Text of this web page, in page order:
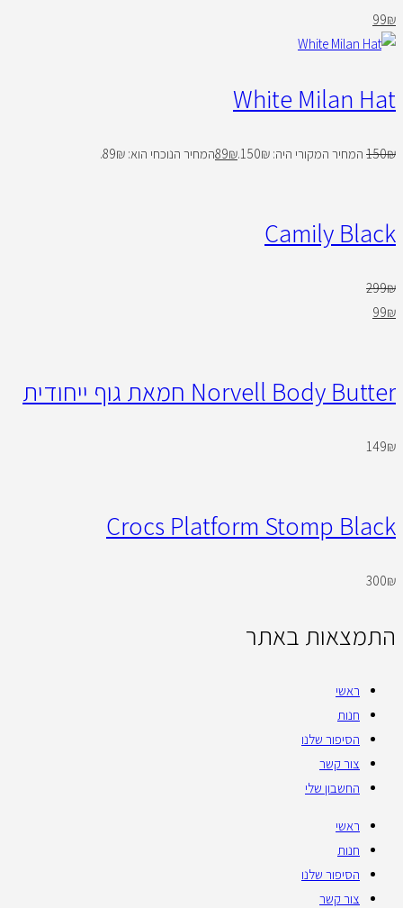
99₪
White Milan Hat
150₪ המחיר המקורי היה: 150₪. 89₪ המחיר הנוכחי הוא: 89₪.
Camily Black
299₪
99₪
Norvell Body Butter חמאת גוף ייחודית
149₪
Crocs Platform Stomp Black
300₪
התמצאות באתר
ראשי
חנות
הסיפור שלנו
צור קשר
החשבון שלי
ראשי
חנות
הסיפור שלנו
צור קשר